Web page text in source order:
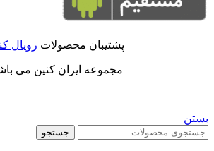
پشتیبان محصولات رویال
مجموعه ایران کنین می
بستن
جستجو